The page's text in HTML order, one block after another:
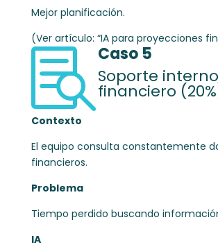
Mejor planificación.
(Ver artículo: “IA para proyecciones
 Caso 5
Soporte interno
financiero
Contexto
El equipo consulta constantemente
financieros.
Problema
Tiempo perdido buscando
IA